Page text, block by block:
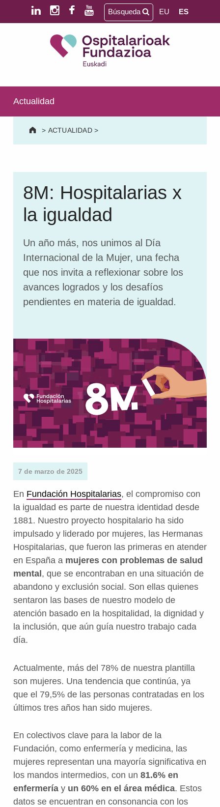
Saltar al contenido principal
Saltar al pie de página
SALUD MENTAL | DISCAPACIDAD INTELECTUAL | NEURORREHABILITACIÓN Y DAÑO CEREBRAL | PERSONA MAYOR
Búsqueda EU ES
Actualidad
> ACTUALIDAD>
8M: Hospitalarias x
la igualdad
Un año más, nos unimos al Día
Internacional de la Mujer, una fecha
que nos invita a reflexionar sobre los
avances logrados y los desafíos
pendientes en materia de igualdad.
7 de marzo de 2025
En Fundación Hospitalarias, el compromiso con
la igualdad es parte de nuestra identidad desde
1881. Nuestro proyecto hospitalario ha sido
impulsado y liderado por mujeres, las Hermanas
Hospitalarias, que fueron las primeras en atender
en España a mujeres con problemas de salud
mental , que se encontraban en una situación de
abandono y exclusión social. Son ellas quienes
sentaron las bases de nuestro modelo de
atención basado en la hospitalidad, la dignidad y
la inclusión, que aún guía nuestro trabajo cada
día.
Actualmente, más del 78% de nuestra plantilla
son mujeres. Una tendencia que continúa, ya
que el 79,5% de las personas contratadas en los
últimos tres años han sido mujeres.
En colectivos clave para la labor de la
Fundación, como enfermería y medicina, las
mujeres representan una mayoría significativa en
los mandos intermedios, con un 81.6% en
enfermeríay un 60% en el área médica. Estos
datos se encuentran en consonancia con los